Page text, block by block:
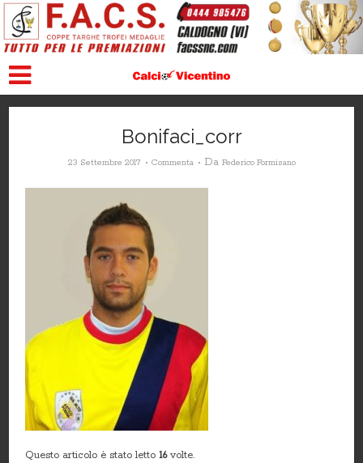
Bonifaci_corr
23 Settembre 2017 Commenta Da Federico Formisano
Questo articolo è stato letto16volte.